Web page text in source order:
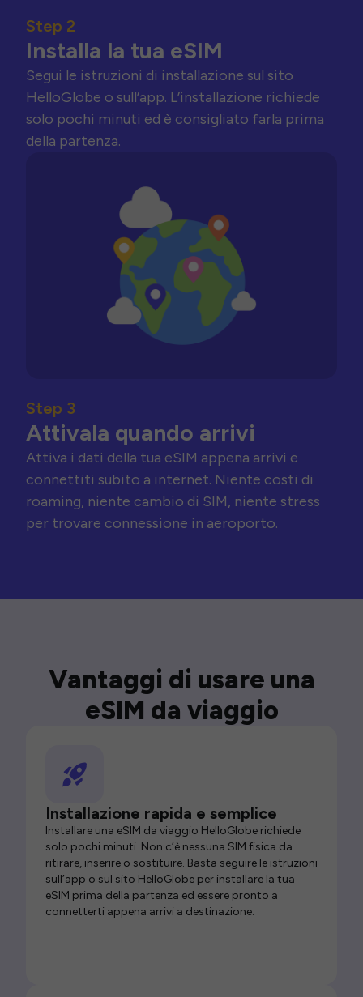
Step 2
Installa la tua eSIM
Segui le istruzioni di installazione sul sito
HelloGlobe o sull’app. L’installazione richiede
solo pochi minuti ed è consigliato farla prima
della partenza.
Step 3
Attivala quando arrivi
Attiva i dati della tua eSIM appena arrivi e
connettiti subito a internet. Niente costi di
roaming, niente cambio di SIM, niente stress
per trovare connessione in aeroporto.
Vantaggi di usare una
eSIM da viaggio
Installazione rapida e semplice
Installare una eSIM da viaggio HelloGlobe richiede
solo pochi minuti. Non c’è nessuna SIM fisica da
ritirare, inserire o sostituire. Basta seguire le istruzioni
sull’app o sul sito HelloGlobe per installare la tua
eSIM prima della partenza ed essere pronto a
connetterti appena arrivi a destinazione.